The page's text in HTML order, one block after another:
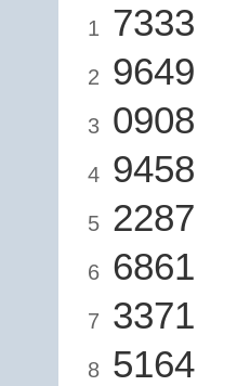
1 7333
2 9649
3 0908
4 9458
5 2287
6 6861
7 3371
8 5164